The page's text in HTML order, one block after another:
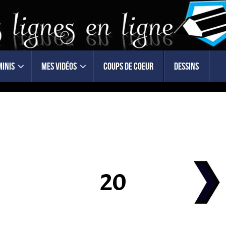
Mes vidéos Coups de coeur Dessins
20